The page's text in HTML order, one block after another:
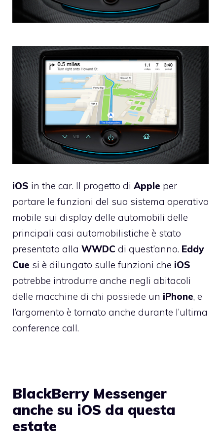
iOS in the car. Il progetto di Apple per
portare le funzioni del suo sistema operativo
mobile sui display delle automobili delle
principali casi automobilistiche è stato
presentato alla WWDC di quest’anno. Eddy
Cue si è dilungato sulle funzioni che iOS
potrebbe introdurre anche negli abitacoli
delle macchine di chi possiede un iPhone, e
l’argomento è tornato anche durante l’ultima
conference call.
BlackBerry Messenger
anche su iOS da questa
estate